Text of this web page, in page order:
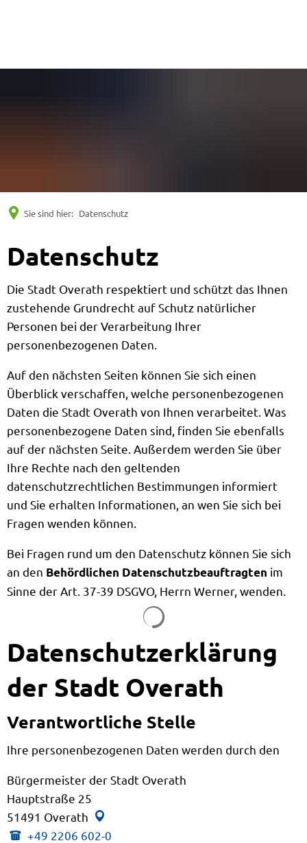
Sie sind hier: Datenschutz
Datenschutz
Datenschutz
Die Stadt Overath respektiert und schützt das Ihnen
zustehende Grundrecht auf Schutz natürlicher
Personen bei der Verarbeitung Ihrer
personenbezogenen Daten.
Auf den nächsten Seiten können Sie sich einen
Überblick verschaffen, welche personenbezogenen
Daten die Stadt Overath von Ihnen verarbeitet. Was
personenbezogene Daten sind, finden Sie ebenfalls
auf der nächsten Seite. Außerdem werden Sie über
Ihre Rechte nach den geltenden
datenschutzrechtlichen Bestimmungen informiert
und Sie erhalten Informationen, an wen Sie sich bei
Fragen wenden können.
Bei Fragen rund um den Datenschutz können Sie sich
an den Behördlichen Datenschutzbeauftragten im
Sinne der Art. 37-39 DSGVO, Herrn Werner, wenden.
Datenschutzerklärung
der Stadt Overath
Verantwortliche Stelle
Ihre personenbezogenen Daten werden durch den
Bürgermeister der Stadt Overath
Hauptstraße 25
51491 Overath
+49 2206 602-0